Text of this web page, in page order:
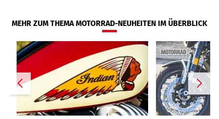
MEHR ZUM THEMA MOTORRAD-NEUHEITEN IM ÜBERBLICK